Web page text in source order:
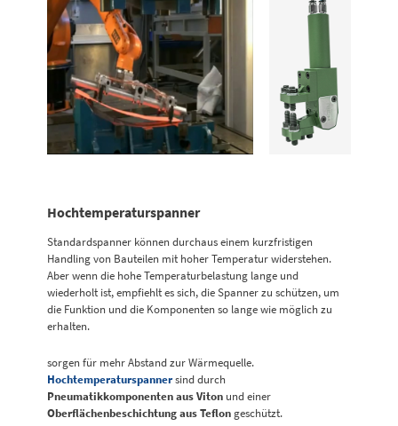
Hochtemperaturspanner
Standardspanner können durchaus einem kurzfristigen
Handling von Bauteilen mit hoher Temperatur widerstehen.
Aber wenn die hohe Temperaturbelastung lange und
wiederholt ist, empfiehlt es sich, die Spanner zu schützen, um
die Funktion und die Komponenten so lange wie möglich zu
erhalten.
sorgen für mehr Abstand zur Wärmequelle.
Hochtemperaturspannersind durch
Pneumatikkomponenten aus Viton und einer
Oberflächenbeschichtung aus Teflon geschützt.